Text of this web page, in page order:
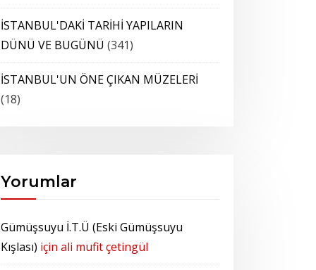
İSTANBUL'DAKİ TARİHİ YAPILARIN
DÜNÜ VE BUGÜNÜ (341)
İSTANBUL'UN ÖNE ÇIKAN MÜZELERİ
(18)
Yorumlar
Gümüşsuyu İ.T.Ü (Eski Gümüşsuyu
Kışlası) için ali mufit çetingül